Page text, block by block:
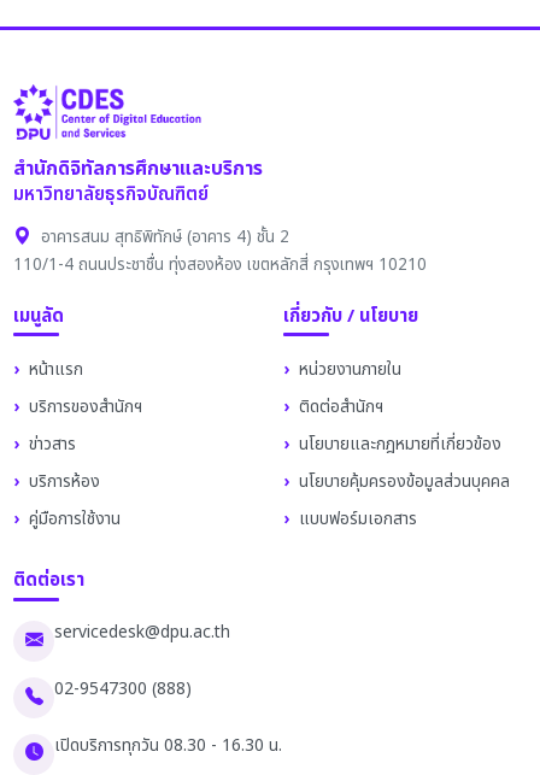
สำนักดิจิทัลการศึกษาและบริการ
มหาวิทยาลัยธุรกิจบัณฑิตย์
อาคารสนม สุทธิพิทักษ์ (อาคาร 4) ชั้น 2
110/1-4 ถนนประชาชื่น ทุ่งสองห้อง เขตหลักสี่ กรุงเทพฯ 10210
เมนูลัด
หน้าแรก
บริการของสำนักฯ
ข่าวสาร
บริการห้อง
คู่มือการใช้งาน
เกี่ยวกับ / นโยบาย
หน่วยงานภายใน
ติดต่อสำนักฯ
นโยบายและกฎหมายที่เกี่ยวข้อง
นโยบายคุ้มครองข้อมูลส่วนบุคคล
แบบฟอร์มเอกสาร
ติดต่อเรา
servicedesk@dpu.ac.th
02-9547300 (888)
เปิดบริการทุกวัน 08.30 - 16.30 น.